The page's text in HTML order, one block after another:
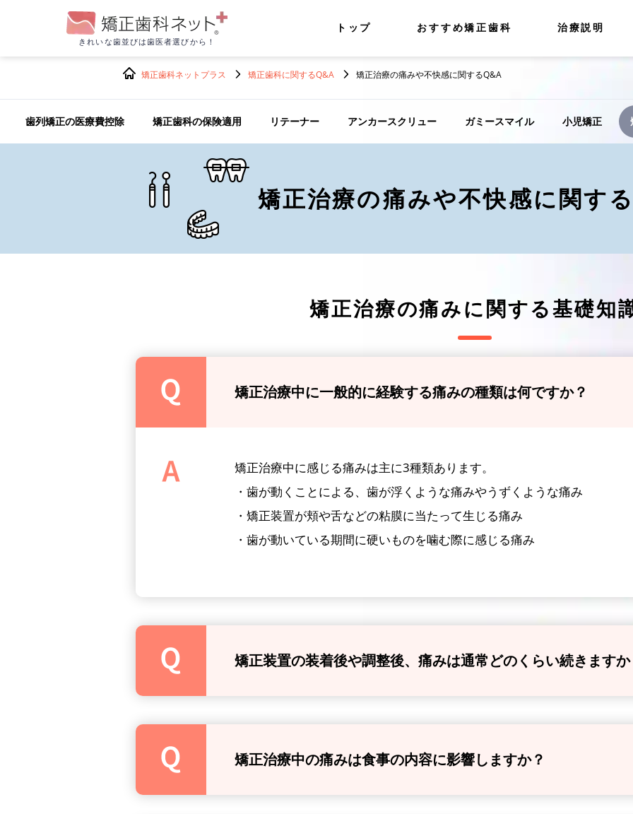
きれいな歯並びは歯医者選びから！
トップ おすすめ矯正歯科 治療説明
矯正歯科ネットプラス 矯正歯科に関するQ&A 矯正治療の痛みや不快感に関するQ&A
歯列矯正の医療費控除 矯正歯科の保険適用 リテーナー アンカースクリュー ガミースマイル 小児矯正
矯正治療の痛みや不快感に関す
矯正治療の痛みに関する基礎知
矯正治療中に一般的に経験する痛みの種類は何ですか？
矯正治療中に感じる痛みは主に3種類あります。
・歯が動くことによる、歯が浮くような痛みやうずくような痛み
・矯正装置が頬や舌などの粘膜に当たって生じる痛み
・歯が動いている期間に硬いものを噛む際に感じる痛み
矯正装置の装着後や調整後、痛みは通常どのくらい続きます
矯正治療中の痛みは食事の内容に影響しますか？